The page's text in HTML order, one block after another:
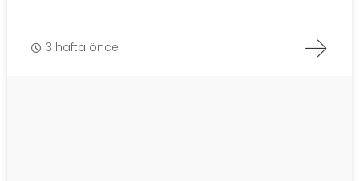
3 hafta önce